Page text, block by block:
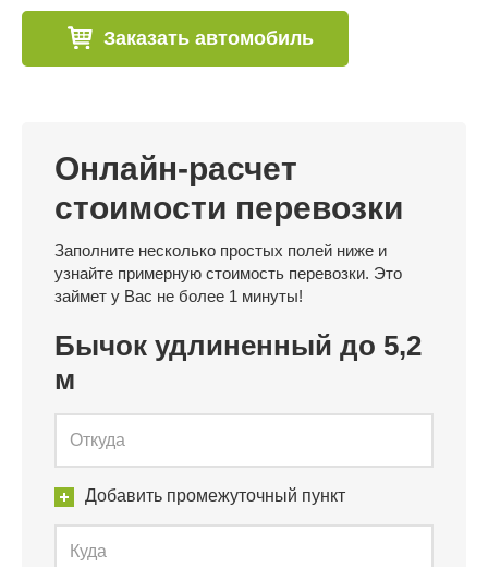
Заказать автомобиль
Онлайн-расчет
стоимости перевозки
Заполните несколько простых полей ниже и
узнайте примерную стоимость перевозки. Это
займет у Вас не более 1 минуты!
Бычок удлиненный до 5,2
м
Добавить промежуточный пункт